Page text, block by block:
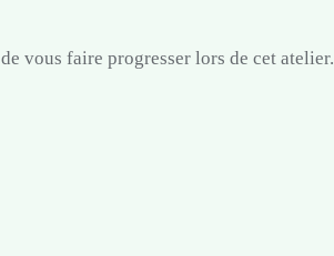
vous faire progresser lors de cet atelier.